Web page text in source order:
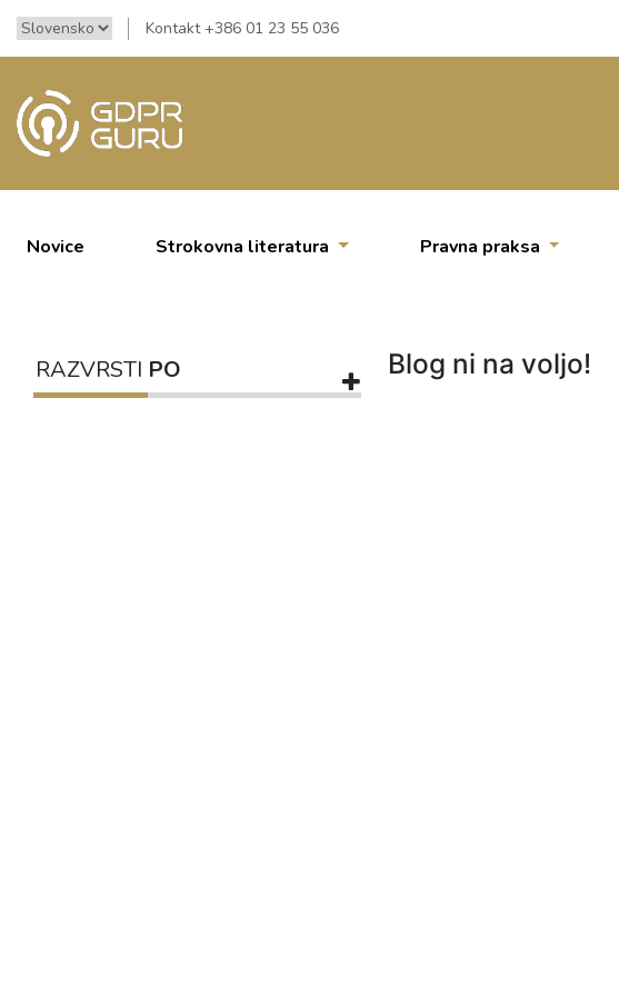
Kontakt +386 01 23 55 036
Novice Strokovna literatura Pravna praksa
RAZVRSTI PO Blog ni na voljo!